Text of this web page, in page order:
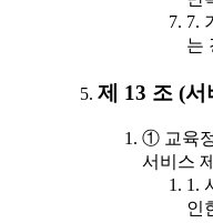
7.
는
제 13 조 (
① 교육
서비스
1.
인